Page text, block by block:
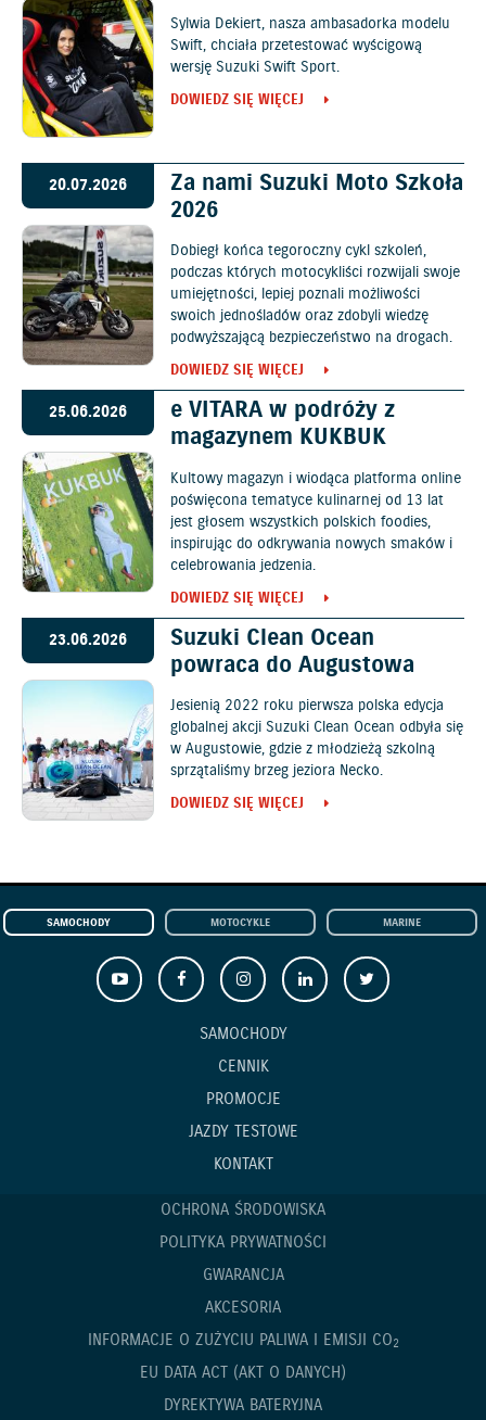
Sylwia Dekiert, nasza ambasadorka modelu
Swift, chciała przetestować wyścigową
wersję Suzuki Swift Sport.
DOWIEDZ SIĘ WIĘCEJ
20.07.2026
Za nami Suzuki Moto Szkoła
2026
Dobiegł końca tegoroczny cykl szkoleń,
podczas których motocykliści rozwijali swoje
umiejętności, lepiej poznali możliwości
swoich jednośladów oraz zdobyli wiedzę
podwyższającą bezpieczeństwo na drogach.
DOWIEDZ SIĘ WIĘCEJ
25.06.2026
e VITARA w podróży z
magazynem KUKBUK
Kultowy magazyn i wiodąca platforma online
poświęcona tematyce kulinarnej od 13 lat
jest głosem wszystkich polskich foodies,
inspirując do odkrywania nowych smaków i
celebrowania jedzenia.
DOWIEDZ SIĘ WIĘCEJ
23.06.2026
Suzuki Clean Ocean
powraca do Augustowa
Jesienią 2022 roku pierwsza polska edycja
globalnej akcji Suzuki Clean Ocean odbyła się
w Augustowie, gdzie z młodzieżą szkolną
sprzątaliśmy brzeg jeziora Necko.
DOWIEDZ SIĘ WIĘCEJ
SAMOCHODY MOTOCYKLE MARINE
SAMOCHODY
CENNIK
PROMOCJE
JAZDY TESTOWE
KONTAKT
OCHRONA ŚRODOWISKA
POLITYKA PRYWATNOŚCI
GWARANCJA
AKCESORIA
INFORMACJE O ZUŻYCIU PALIWA I EMISJI CO2
EU DATA ACT (AKT O DANYCH)
DYREKTYWA BATERYJNA